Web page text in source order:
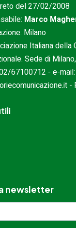
del 27/02/2008
Marco
Milano
Italiana della
Sede di
67100712 - e-mail:
-
newsletter
newsletter